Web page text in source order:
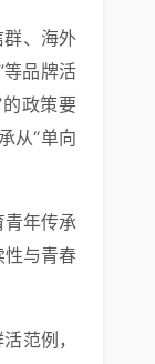
、海外
等品牌活
政策要
从“单向
青年传承
性与青春
范例，